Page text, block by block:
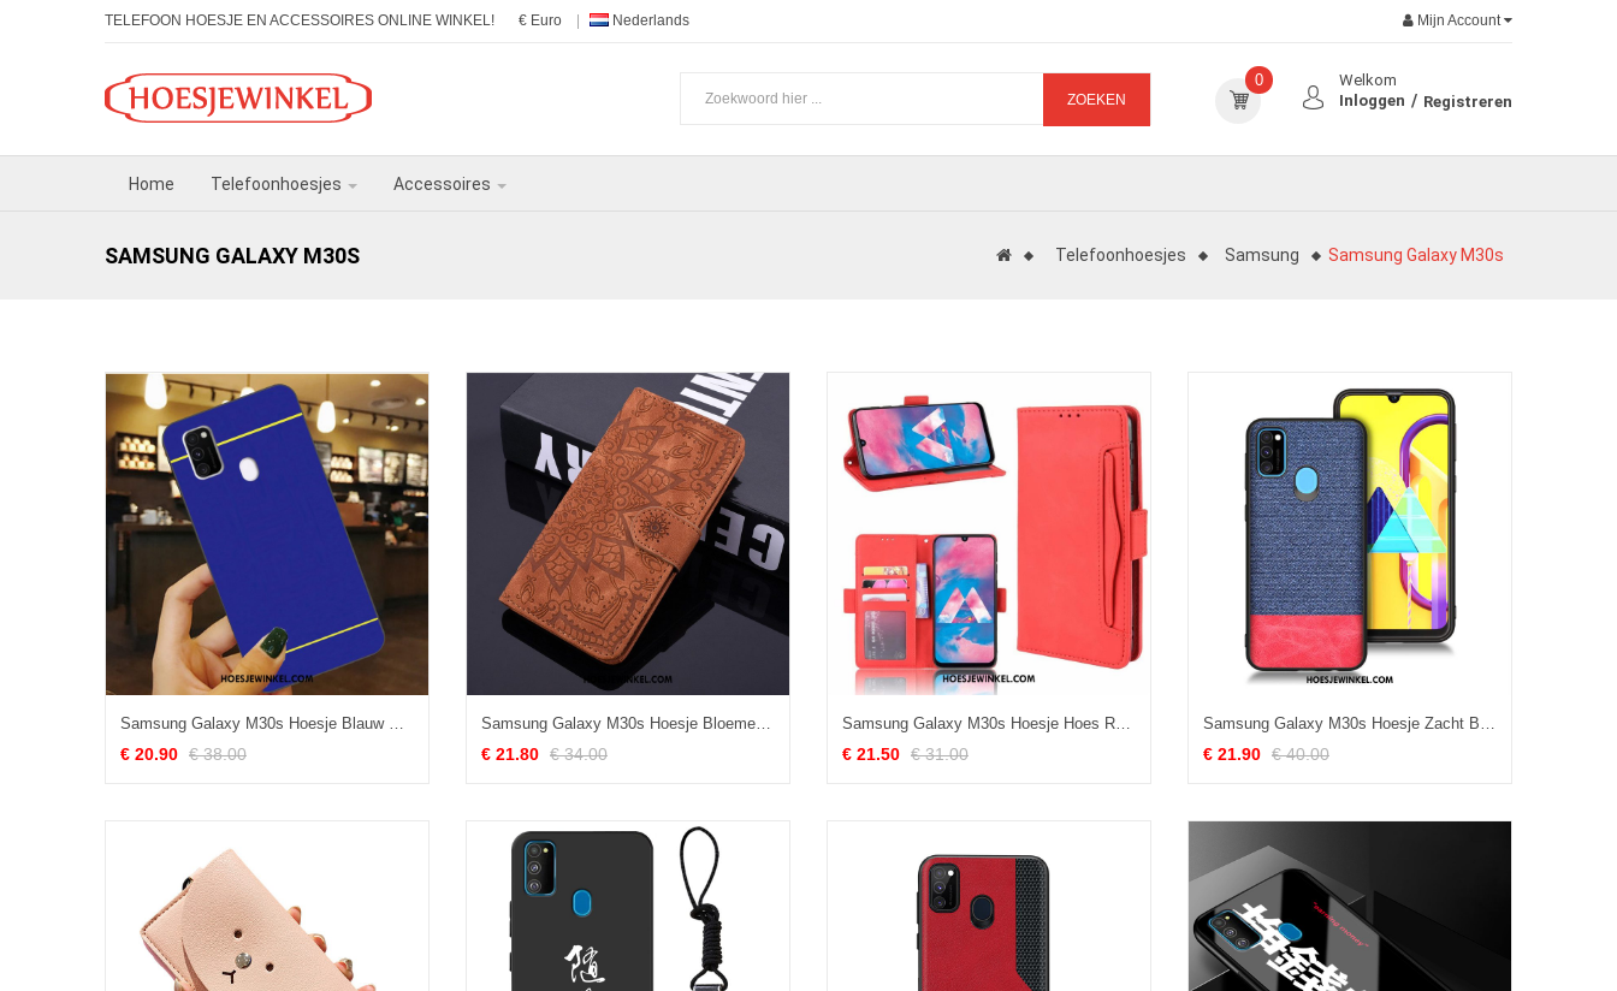
TELEFOON HOESJE EN ACCESSOIRES ONLINE WINKEL! € Euro Nederlands Mijn Account
ZOEKEN
Welkom
Inloggen
Registreren
0
Home Telefoonhoesjes Accessoires
SAMSUNG GALAXY M30S Telefoonhoesjes Samsung Samsung Galaxy M30s
Samsung Galaxy M30s Hoesje Blauw Mobiele Telefoon Siliconenhoesje, Samsung Galaxy M30s Hoesje Anti-fall Bescherming
€ 20.90 € 38.00
Samsung Galaxy M30s Hoesje Bloemen Clamshell Bescherming, Samsung Galaxy M30s Hoesje Leren Etui Hoes Braun
€ 21.80 € 34.00
Samsung Galaxy M30s Hoesje Hoes Rood Leren Etui, Samsung Galaxy M30s Hoesje Mobiele Telefoon Anti-fall
€ 21.50 € 31.00
Samsung Galaxy M30s Hoesje Zacht Bescherming Ster, Samsung Galaxy M30s Hoesje Blauw Rood
€ 21.90 € 40.00